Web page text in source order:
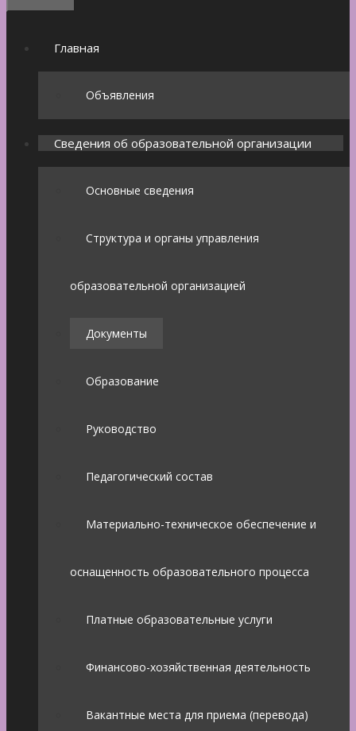
Главная
Объявления
Сведения об образовательной организации
Основные сведения
Структура и органы управления
образовательной организацией
Документы
Образование
Руководство
Педагогический состав
Материально-техническое обеспечение и
оснащенность образовательного процесса
Платные образовательные услуги
Финансово-хозяйственная деятельность
Вакантные места для приема (перевода)